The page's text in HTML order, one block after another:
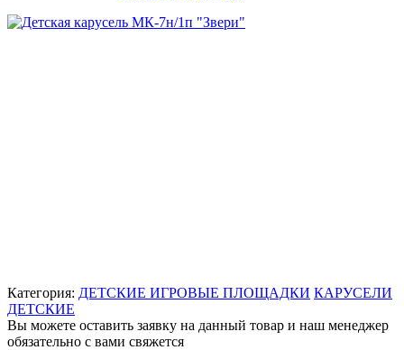
Категория: ДЕТСКИЕ ИГРОВЫЕ ПЛОЩАДКИ КАРУСЕЛИ
ДЕТСКИЕ
Вы можете оставить заявку на данный товар и наш менеджер
обязательно с вами свяжется